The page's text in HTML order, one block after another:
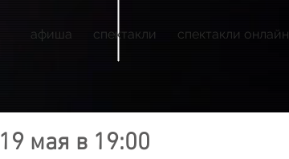
афиша спектакли спектакли онлайн
19 мая в 19:00